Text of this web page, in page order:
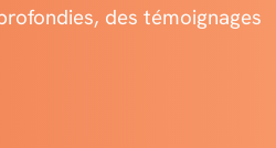
des témoignages